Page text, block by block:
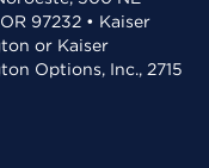
97232 • Kaiser
or Kaiser
Options, Inc., 2715